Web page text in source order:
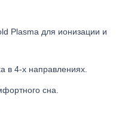
Plasma для ионизации и
в 4-х направлениях.
сна.